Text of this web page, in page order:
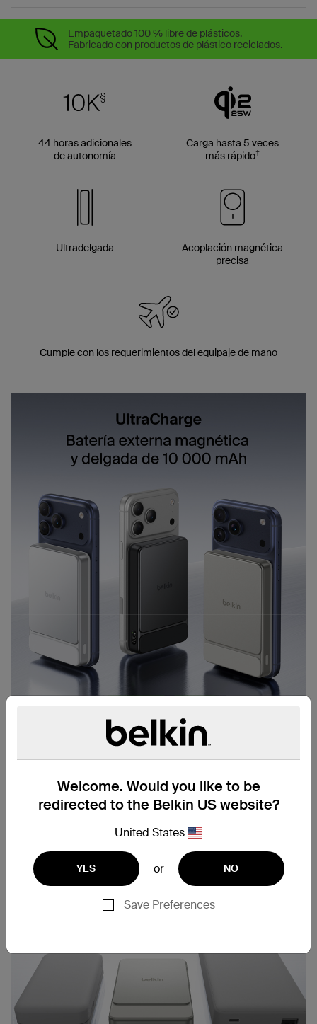
Welcome. Would you like to be
redirected to the Belkin US website?
United States
YES or NO
Save Preferences
Empaquetado 100 % libre de plásticos.
Fabricado con productos de plástico reciclados.
44 horas adicionales
de autonomía
Carga hasta 5 veces
más rápido†
Ultradelgada
Acoplación magnética
precisa
Cumple con los requerimientos del equipaje de mano